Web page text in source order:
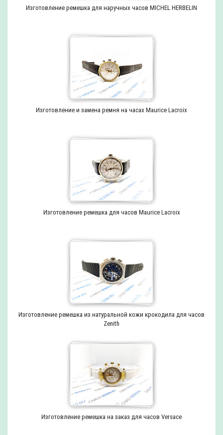
Изготовление ремешка для наручных часов MICHEL HERBELIN
Изготовление и замена ремня на часах Maurice Lacroix
Изготовление ремешка для часов Maurice Lacroix
Изготовление ремешка из натуральной кожи крокодила для часов
Zenith
Изготовление ремешка на заказ для часов Versace